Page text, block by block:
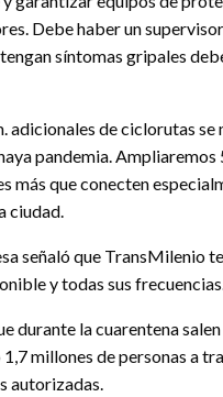
Debe haber un
síntomas gripales
adicionales de ciclorutas se
pandemia. Ampliaremos
más que conecten
ciudad.
señaló que TransMilenio
y todas sus
durante la cuarentena
millones de personas a
autorizadas.